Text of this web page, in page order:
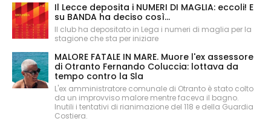
Il Lecce deposita i NUMERI DI MAGLIA: eccoli! E
su BANDA ha deciso così...
Il club ha depositato in Lega i numeri di maglia per la
stagione che sta per iniziare
MALORE FATALE IN MARE. Muore l'ex assessore
di Otranto Fernando Coluccia: lottava da
tempo contro la Sla
L'ex amministratore comunale di Otranto è stato colto
da un improvviso malore mentre faceva il bagno.
Inutili i tentativi di rianimazione del 118 e della Guardia
Costiera.